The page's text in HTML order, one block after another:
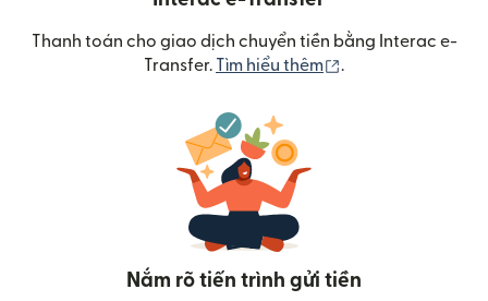
Thanh toán cho giao dịch chuyển tiền bằng Interac e-
Transfer. Tìm hiểu thêm .
Nắm rõ tiến trình gửi tiền